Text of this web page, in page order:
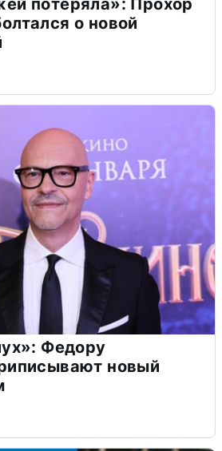
потеряла»: Прохор
о новой
Федору
новый